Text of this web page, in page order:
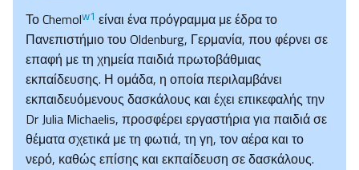
Το Chemolw1 είναι ένα πρόγραμμα με έδρα το
Πανεπιστήμιο του Oldenburg, Γερμανία, που φέρνει σε
επαφή με τη χημεία παιδιά πρωτοβάθμιας
εκπαίδευσης. Η ομάδα, η οποία περιλαμβάνει
εκπαιδευόμενους δασκάλους και έχει επικεφαλής την
Dr Julia Michaelis, προσφέρει εργαστήρια για παιδιά σε
θέματα σχετικά με τη φωτιά, τη γη, τον αέρα και το
νερό, καθώς επίσης και εκπαίδευση σε δασκάλους.